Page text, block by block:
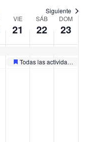
Siguiente
VIE
21
SÁB
22
DOM
23
Destacado
Todas las actividades de las «II Jornades Europees de Patrimoni»